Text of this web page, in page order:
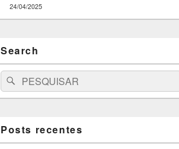
24/04/2025
Search
Search
for:
Pesquisar
Posts recentes